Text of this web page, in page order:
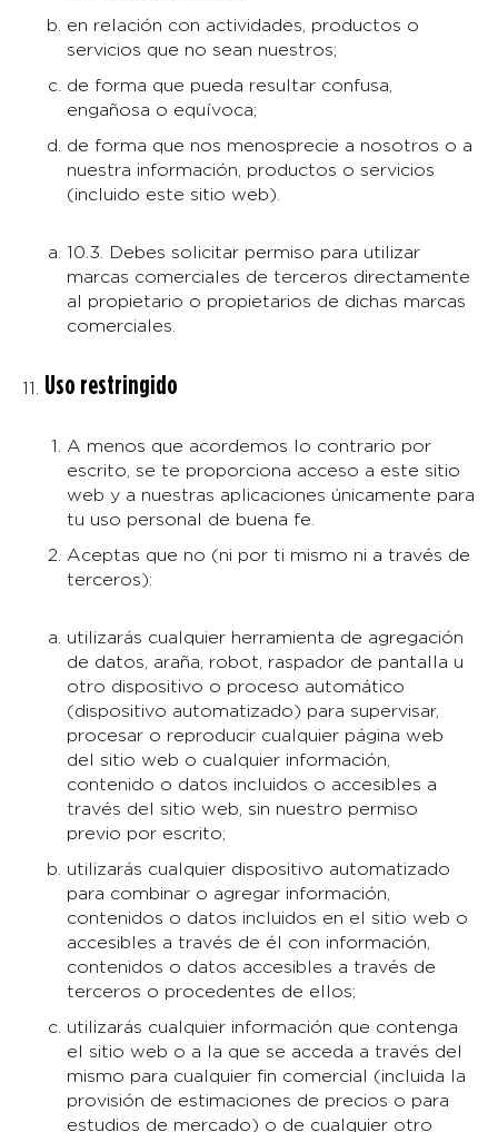
en relación con actividades, productos o
servicios que no sean nuestros;
de forma que pueda resultar confusa,
engañosa o equívoca;
de forma que nos menosprecie a nosotros o a
nuestra información, productos o servicios
(incluido este sitio web).
10.3. Debes solicitar permiso para utilizar
marcas comerciales de terceros directamente
al propietario o propietarios de dichas marcas
comerciales.
Uso restringido
A menos que acordemos lo contrario por
escrito, se te proporciona acceso a este sitio
web y a nuestras aplicaciones únicamente para
tu uso personal de buena fe.
Aceptas que no (ni por ti mismo ni a través de
terceros):
utilizarás cualquier herramienta de agregación
de datos, araña, robot, raspador de pantalla u
otro dispositivo o proceso automático
(dispositivo automatizado) para supervisar,
procesar o reproducir cualquier página web
del sitio web o cualquier información,
contenido o datos incluidos o accesibles a
través del sitio web, sin nuestro permiso
previo por escrito;
utilizarás cualquier dispositivo automatizado
para combinar o agregar información,
contenidos o datos incluidos en el sitio web o
accesibles a través de él con información,
contenidos o datos accesibles a través de
terceros o procedentes de ellos;
utilizarás cualquier información que contenga
el sitio web o a la que se acceda a través del
mismo para cualquier fin comercial (incluida la
provisión de estimaciones de precios o para
estudios de mercado) o de cualquier otro